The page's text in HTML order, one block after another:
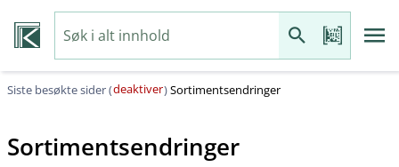
Siste besøkte sider (deaktiver)Sortimentsendringer
Sortimentsendringer